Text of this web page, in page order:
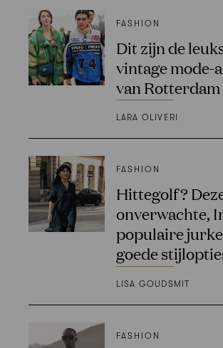
FASHION
Dit zijn de
vintage mode-
van Rotterdam
LARA OLIVERI
FASHION
Hittegolf?
onverwachte,
populaire
goede
LISA GOUDSMIT
FASHION